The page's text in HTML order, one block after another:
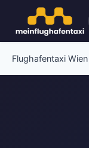
Flughafentaxi Wien